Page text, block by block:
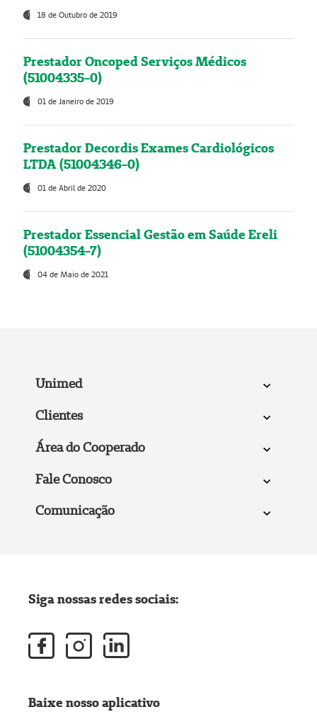
18 de Outubro de 2019
Prestador Oncoped Serviços Médicos
(51004335-0)
01 de Janeiro de 2019
Prestador Decordis Exames Cardiológicos
LTDA (51004346-0)
01 de Abril de 2020
Prestador Essencial Gestão em Saúde Ereli
(51004354-7)
04 de Maio de 2021
Unimed
Clientes
Área do Cooperado
Fale Conosco
Comunicação
Siga nossas redes sociais:
Baixe nosso aplicativo